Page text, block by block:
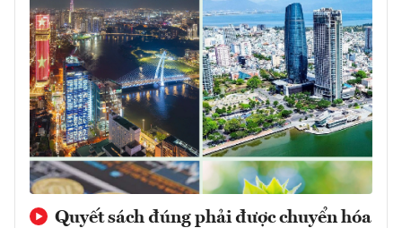
Quyết sách đúng phải được chuyển hóa